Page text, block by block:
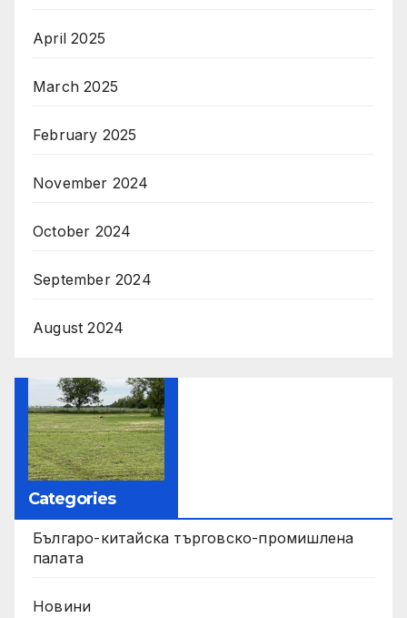
April 2025
March 2025
February 2025
November 2024
October 2024
September 2024
August 2024
Categories
Българо-китайска търговско-промишлена
палата
Новини